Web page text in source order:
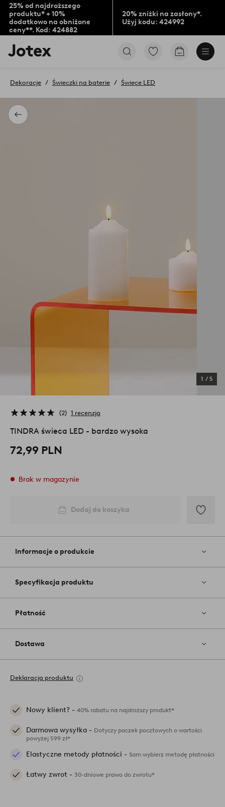
25% od najdroższego
produktu* + 10%
dodatkowo na obniżone
ceny**. Kod: 424882
20% zniżki na zasłony*.
Użyj kodu: 424992
Logo
Jotex
na
stronę
Przejdź
oznaczonych
Przejdź
Powrót
Dekoracje Świeczki na baterie Świece LED
1 / 5
2 1 recenzja
TINDRA świeca LED - bardzo wysoka
72,99 PLN
Brak w magazynie
Dodaj do koszyka
do
Informacje o produkcie
Specyfikacja produktu
Płatność
Dostawa
Deklaracja produktu
Nowy klient? - 40% rabatu na najdroższy produkt*
Darmowa wysyłka - Dotyczy paczek pocztowych o wartości
powyżej 599 zł*
Elastyczne metody płatności - Sam wybierz metodę płatności
Łatwy zwrot - 30-dniowe prawo do zwrotu*